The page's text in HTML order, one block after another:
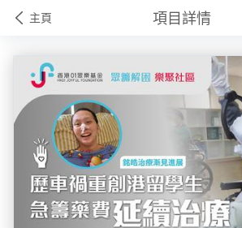
主頁 項目詳情